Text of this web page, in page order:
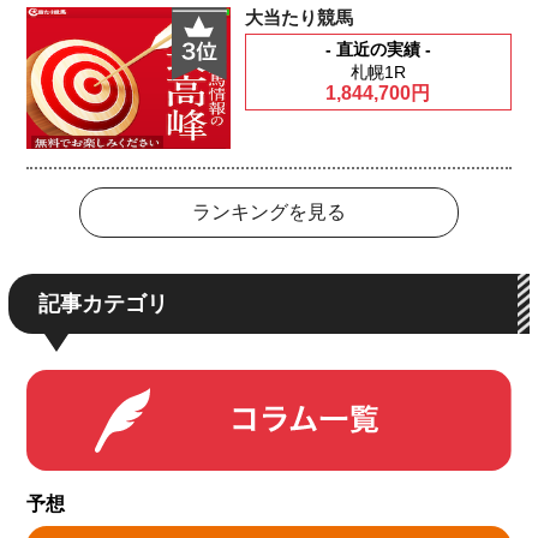
大当たり競馬
- 直近の実績 -
札幌1R
1,844,700円
ランキングを見る
記事カテゴリ
予想